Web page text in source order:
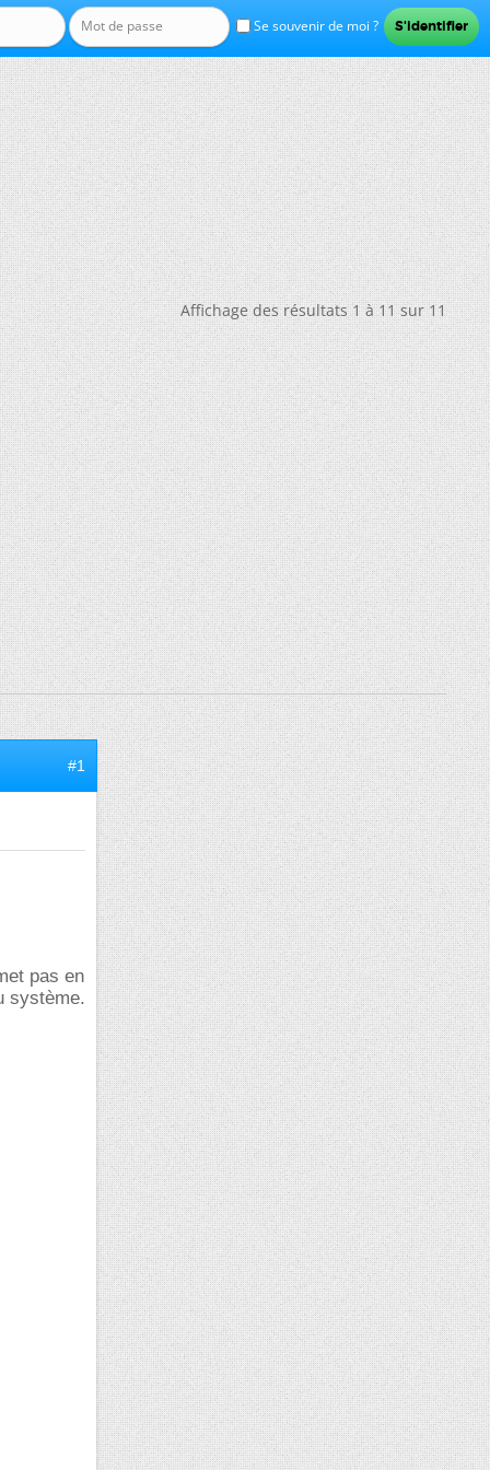
Se souvenir de moi ?
Affichage des résultats 1 à 11 sur 11
#1
pas en
système.